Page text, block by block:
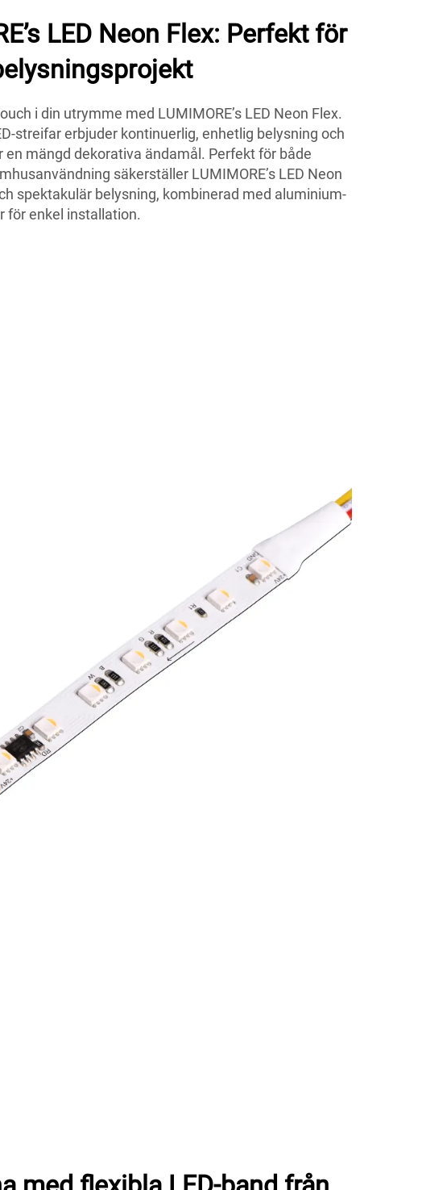
LED Neon Flex: Perfekt för
i din utrymme med LUMIMORE’s LED Neon Flex.
streifar erbjuder kontinuerlig, enhetlig belysning och
en mängd dekorativa ändamål. Perfekt för både
säkerställer LUMIMORE’s LED Neon
spektakulär belysning, kombinerad med aluminium-
för enkel installation.